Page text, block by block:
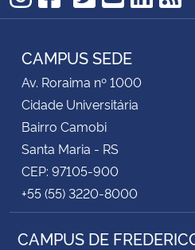
Instagram
Facebook
TikTok
Twitter
CAMPUS SEDE
Av. Roraima nº 1000
Cidade Universitária
Bairro Camobi
Santa Maria - RS
CEP: 97105-900
+55 (55) 3220-8000
CAMPUS DE